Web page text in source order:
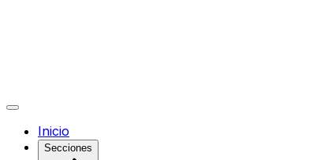
Inicio
Secciones